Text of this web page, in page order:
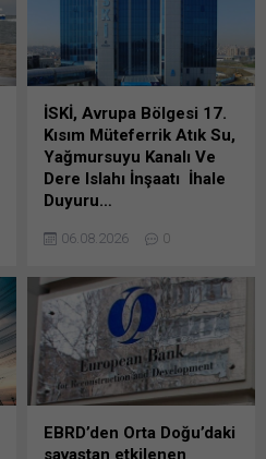
yasası için uzlaşı turları
atılacak. Muhalefetle ortak
zemin arayan AK Parti,
gerekirse ağustos ayında da
mesaiye devam edecek.
NATO Zirvesi sebebiyle ara
verilen Meclis çalışmaları,...
İSKİ, Avrupa Bölgesi 17.
Kısım Müteferrik Atık Su,
Yağmursuyu Kanalı Ve
Dere Islahı İnşaatı İhale
Duyuru…
MÜTEFERRİK ATIK SU,
DERE ISLAHI İNŞAATI yapım
işi 4734 sayılı Kamu İhale
Kanununun 19 uncu
maddesine göre açık ihale
Bunu paylaş: X'te
paylaşmak için tıklayın (Yeni
pencerede açılır) X Linkedln
üzerinden paylaşmak için
06.08.2026 0
EBRD’den Orta Doğu’daki
savaştan etkilenen